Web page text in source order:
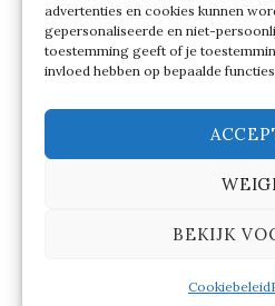
advertenties en cookies kunnen
gepersonaliseerde en niet-
toestemming geeft of je
invloed hebben op bepaalde
BEKIJK
Cookiebeleid
Ondersteund door